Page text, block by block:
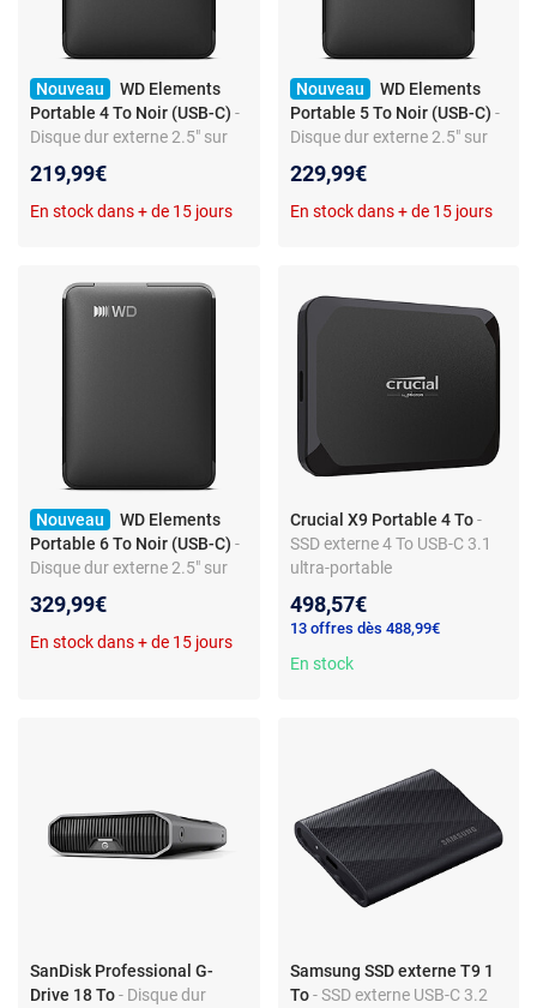
Nouveau
WD Elements
Portable 4 To Noir (USB-C) -
Disque dur externe 2.5" sur
219,99€
En stock dans + de 15 jours
Nouveau
WD Elements
Portable 5 To Noir (USB-C) -
Disque dur externe 2.5" sur
229,99€
En stock dans + de 15 jours
Nouveau
WD Elements
Portable 6 To Noir (USB-C) -
Disque dur externe 2.5" sur
329,99€
En stock dans + de 15 jours
Crucial X9 Portable 4 To -
SSD externe 4 To USB-C 3.1
ultra-portable
498,57€
13 offres dès 488,99€
En stock
SanDisk Professional G-
Drive 18 To- Disque dur
Samsung SSD externe T9 1
To- SSD externe USB-C 3.2